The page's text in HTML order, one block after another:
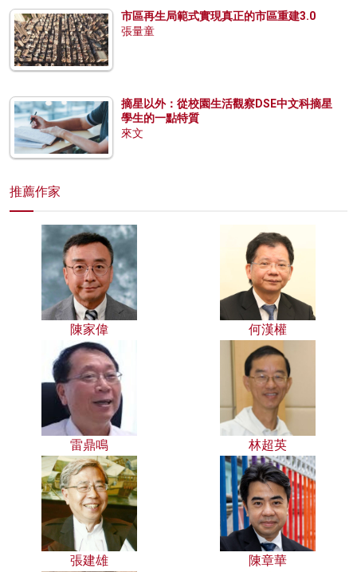
市區再生局範式實現真正的市區重建3.0
張量童
摘星以外：從校園生活觀察DSE中文科摘星
學生的一點特質
來文
推薦作家
陳家偉 何漢權
雷鼎鳴 林超英
張建雄 陳章華